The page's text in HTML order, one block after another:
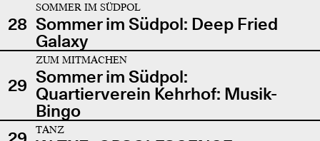
28
SOMMER IM SÜDPOL
Sommer im Südpol: Deep Fried
Galaxy
29
ZUM MITMACHEN
Sommer im Südpol:
Quartierverein Kehrhof: Musik-
Bingo
TANZ